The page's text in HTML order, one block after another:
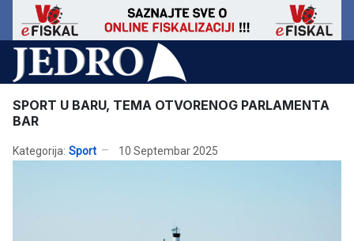
SPORT U BARU, TEMA OTVORENOG PARLAMENTA
BAR
Kategorija: Sport 10 Septembar 2025